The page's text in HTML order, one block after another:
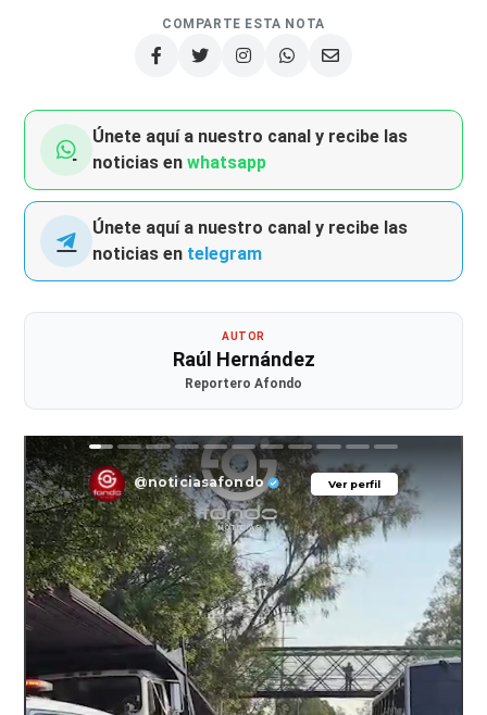
COMPARTE ESTA NOTA
Únete aquí a nuestro canal y recibe las
noticias enwhatsapp
Únete aquí a nuestro canal y recibe las
noticias en telegram
AUTOR
Raúl Hernández
Reportero Afondo
Ver perfil
@noticiasafondo Ver perfil